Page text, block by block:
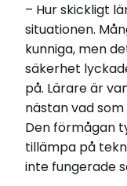
– Hur skickligt
situationen.
kunniga, men
säkerhet
på. Lärare är
nästan vad
Den förmågan
tillämpa på
inte fungerade